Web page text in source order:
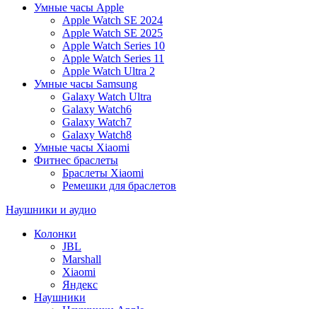
Умные часы Apple
Apple Watch SE 2024
Apple Watch SE 2025
Apple Watch Series 10
Apple Watch Series 11
Apple Watch Ultra 2
Умные часы Samsung
Galaxy Watch Ultra
Galaxy Watch6
Galaxy Watch7
Galaxy Watch8
Умные часы Xiaomi
Фитнес браслеты
Браслеты Xiaomi
Ремешки для браслетов
Наушники и аудио
Колонки
JBL
Marshall
Xiaomi
Яндекс
Наушники